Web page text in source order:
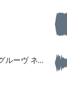
ファンク グルーヴ ネイチャー